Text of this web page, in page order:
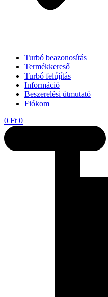
Turbó beazonosítás
Termékkereső
Turbó felújítás
Információ
Beszerelési útmutató
Fiókom
0 Ft 0